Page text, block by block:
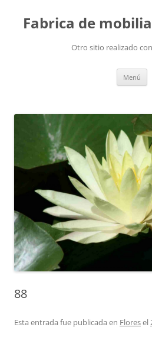
Fabrica de
Otro sitio realizado
Menú
88
Esta entrada fue publicada en Floresel